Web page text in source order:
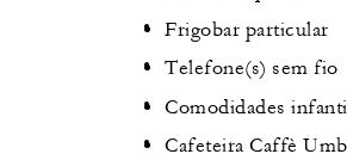
Frigobar particular
Telefone(s) sem fio
Comodidades
Cafeteira Caffè